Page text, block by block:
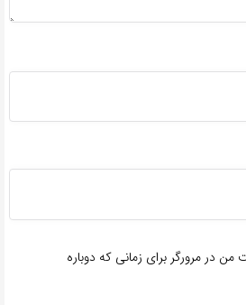
من در مرورگر برای زمانی که دوباره